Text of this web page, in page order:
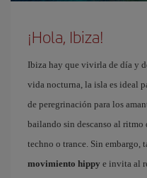
¡Hola, Ibiza!
Ibiza hay que vivirla de día y
vida nocturna, la isla es ideal
de peregrinación para los
bailando sin descanso al ritmo
techno o trance. Sin embargo,
movimiento hippy e invita al